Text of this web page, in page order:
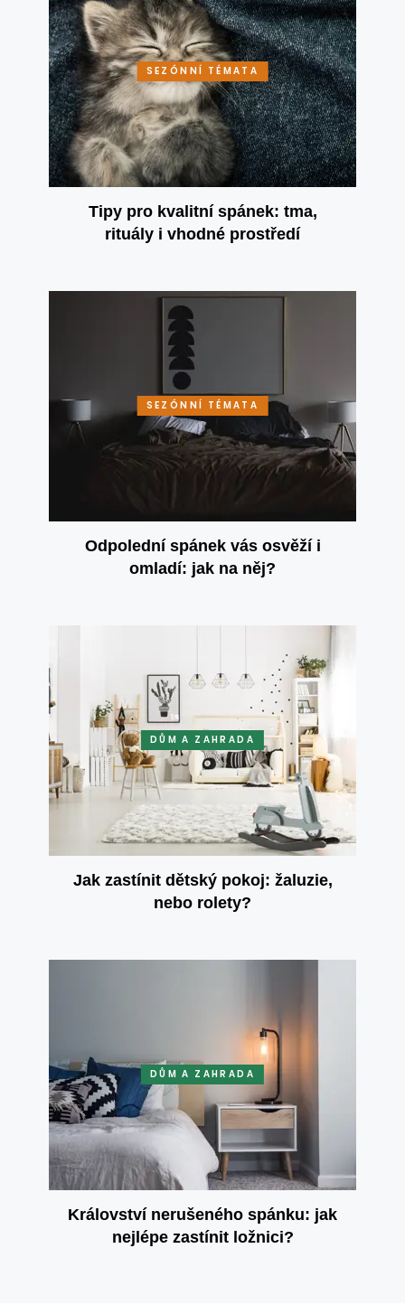
SEZÓNNÍ TÉMATA
Tipy pro kvalitní spánek: tma,
rituály i vhodné prostředí
SEZÓNNÍ TÉMATA
Odpolední spánek vás osvěží i
omladí: jak na něj?
DŮM A ZAHRADA
Jak zastínit dětský pokoj: žaluzie,
nebo rolety?
DŮM A ZAHRADA
Království nerušeného spánku: jak
nejlépe zastínit ložnici?